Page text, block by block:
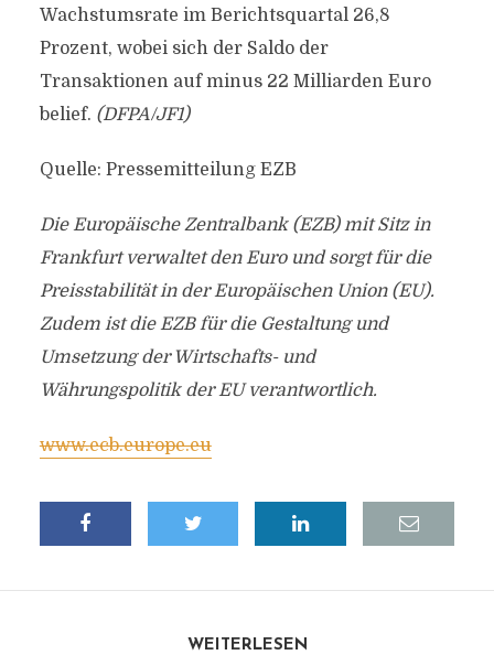
Wachstumsrate im Berichtsquartal 26,8
Prozent, wobei sich der Saldo der
Transaktionen auf minus 22 Milliarden Euro
belief. (DFPA/JF1)
Quelle: Pressemitteilung EZB
Die Europäische Zentralbank (EZB) mit Sitz in
Frankfurt verwaltet den Euro und sorgt für die
Preisstabilität in der Europäischen Union (EU).
Zudem ist die EZB für die Gestaltung und
Umsetzung der Wirtschafts- und
Währungspolitik der EU verantwortlich.
www.ecb.europe.eu
WEITERLESEN